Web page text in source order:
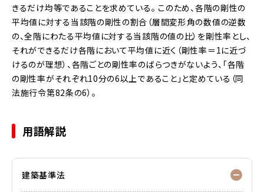
きるだけ均等であることを求めている。 このため、各階の剛性の
平均値に対する当該階の剛性の割合（層間変形角の数値の逆数
の、全階にわたる平均値に対する当該階の値の比）を剛性率とし、
それができるだけ各階において平均値に近く（剛性率＝1に近づ
けるのが理想）、各階ごとの剛性率のばらつきがないよう、「各階
の剛性率がそれぞれ10分の6以上であること」と定めている（同
法施行令第82条の6）。
用語解説
建築基準法